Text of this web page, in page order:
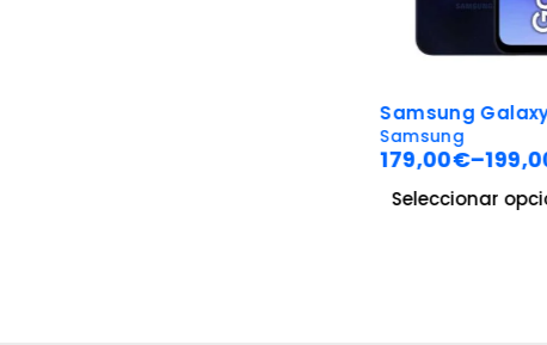
Samsung Galaxy
Samsung
179,00€–199,00
Seleccionar